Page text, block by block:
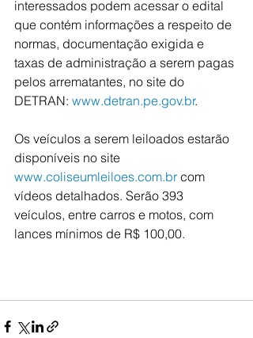
interessados podem acessar o edital
que contém informações a respeito de
normas, documentação exigida e
taxas de administração a serem pagas
pelos arrematantes, no site do
DETRAN: www.detran.pe.gov.br.
Os veículos a serem leiloados estarão
disponíveis no site
www.coliseumleiloes.com.br com
vídeos detalhados. Serão 393
veículos, entre carros e motos, com
lances mínimos de R$ 100,00.